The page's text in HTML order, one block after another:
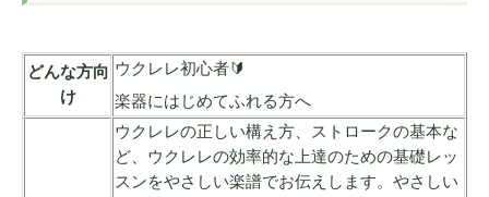
どんな方向
け
ウクレレ初心者🔰
楽器にはじめてふれる方へ
ウクレレの正しい構え方、ストロークの基本な
ど、ウクレレの効率的な上達のための基礎レッ
スンをやさしい楽譜でお伝えします。やさしい